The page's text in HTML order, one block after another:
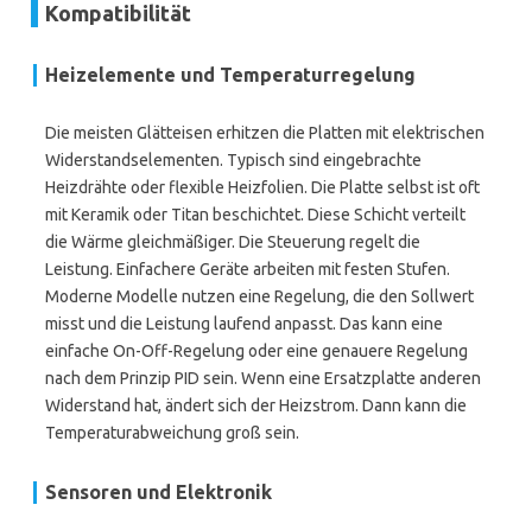
Kompatibilität
Heizelemente und Temperaturregelung
Die meisten Glätteisen erhitzen die Platten mit elektrischen
Widerstandselementen. Typisch sind eingebrachte
Heizdrähte oder flexible Heizfolien. Die Platte selbst ist oft
mit Keramik oder Titan beschichtet. Diese Schicht verteilt
die Wärme gleichmäßiger. Die Steuerung regelt die
Leistung. Einfachere Geräte arbeiten mit festen Stufen.
Moderne Modelle nutzen eine Regelung, die den Sollwert
misst und die Leistung laufend anpasst. Das kann eine
einfache On-Off-Regelung oder eine genauere Regelung
nach dem Prinzip PID sein. Wenn eine Ersatzplatte anderen
Widerstand hat, ändert sich der Heizstrom. Dann kann die
Temperaturabweichung groß sein.
Sensoren und Elektronik